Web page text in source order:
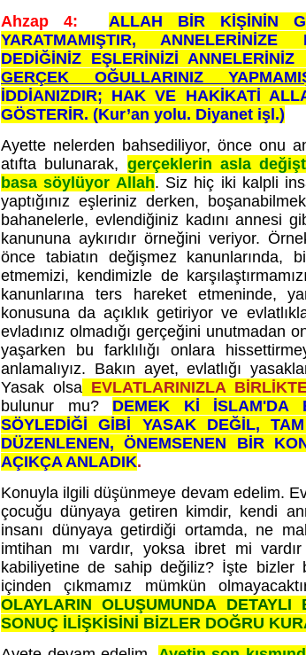
Ahzap 4:
ALLAH BİR KİŞİNİN
YARATMAMIŞTIR,
DEDİĞİNİZ EŞLERİNİZİ ANNELERİNİZ
GERÇEK OĞULLARINIZ
İDDİANIZDIR; HAK VE HAKİKATİ
GÖSTERİR. (Kur’an yolu. Diyanet işl.)
Ayette nelerden bahsediliyor, önce onu
atıfta bulunarak, gerçeklerin asla
basa söylüyor Allah. Siz hiç iki kalpli
yaptığınız eşleriniz derken,
bahanelerle, evlendiğiniz kadını annesi
kanununa aykırıdır örneğini veriyor.
önce tabiatın değişmez kanunlarında,
etmemizi, kendimizle de
kanunlarına ters hareket etmeninde,
konusuna da açıklık getiriyor ve
evladınız olmadığı gerçeğini unutmadan
yaşarken bu farklılığı onlara
anlamalıyız. Bakın ayet, evlatlığı
Yasak olsaEVLATLARINIZLA
bulunur mu? DEMEK Kİ İSLAM'DA
SÖYLEDİĞİ GİBİ YASAK DEĞİL,
DÜZENLENEN, ÖNEMSENEN BİR
AÇIKÇA ANLADIK.
Konuyla ilgili düşünmeye devam edelim.
çocuğu dünyaya getiren kimdir, kendi
insanı dünyaya getirdiği ortamda, ne
imtihan mı vardır, yoksa ibret mi
kabiliyetine de sahip değiliz? İşte bizler
içinden çıkmamız mümkün
OLAYLARIN OLUŞUMUNDA
SONUÇ İLİŞKİSİNİ BİZLER DOĞRU